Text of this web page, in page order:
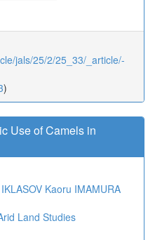
jals/25/2/25_33/_article/-
)
Use of Camels in
Kaoru IMAMURA
Land Studies